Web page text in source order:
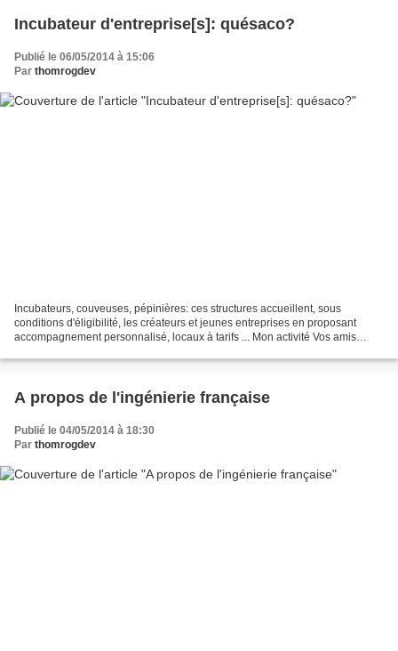
Incubateur d'entreprise[s]: quésaco?
Publié le 06/05/2014 à 15:06
Par thomrogdev
Incubateurs, couveuses, pépinières: ces structures accueillent, sous
conditions d'éligibilité, les créateurs et jeunes entreprises en proposant
accompagnement personnalisé, locaux à tarifs ... Mon activité Vos amis
A propos de l'ingénierie française
Publié le 04/05/2014 à 18:30
Par thomrogdev